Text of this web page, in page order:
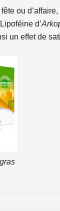
ou
d’
un effet de